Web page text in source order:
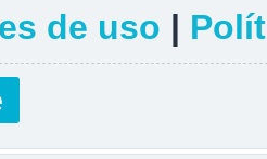
de uso |